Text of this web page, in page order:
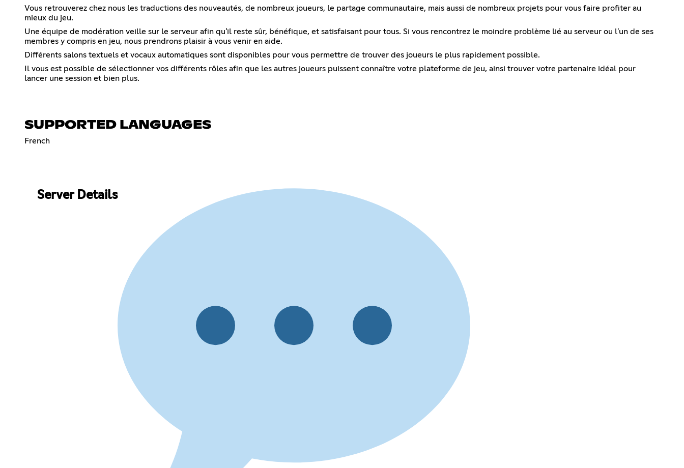
Vous retrouverez chez nous les traductions des nouveautés, de nombreux joueurs, le partage communautaire, mais aussi de nombreux projets pour vous faire profiter au
mieux du jeu.
Une équipe de modération veille sur le serveur afin qu'il reste sûr, bénéfique, et satisfaisant pour tous. Si vous rencontrez le moindre problème lié au serveur ou l'un de ses
membres y compris en jeu, nous prendrons plaisir à vous venir en aide.
Différents salons textuels et vocaux automatiques sont disponibles pour vous permettre de trouver des joueurs le plus rapidement possible.
Il vous est possible de sélectionner vos différents rôles afin que les autres joueurs puissent connaître votre plateforme de jeu, ainsi trouver votre partenaire idéal pour
lancer une session et bien plus.
SUPPORTED LANGUAGES
French
Server Details